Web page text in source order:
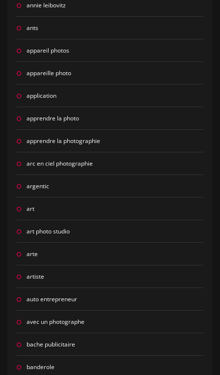
annie leibovitz
ants
appareil photos
appareille photo
application
apprendre la photo
apprendre la photographie
arc en ciel photographie
argentic
art
art photo studio
arte
artiste
auto entrepreneur
avec un photographe
bache publicitaire
banderole